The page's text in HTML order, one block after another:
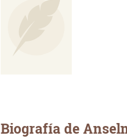
Biografía de